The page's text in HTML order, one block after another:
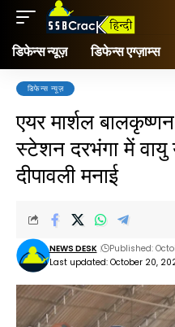
डिफेन्स न्यूज़ डिफेन्स एग्ज़ाम्स
डिफेन्स न्यूज़
एयर मार्शल
स्टेशन दरभंगा में वायु
दीपावली मनाई
Last updated: October 20,
NEWS DESK Published: